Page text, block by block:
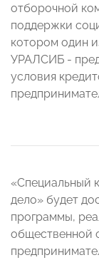
отборочной
поддержки
котором один
УРАЛСИБ -
условия
«Специальный
дело» будет
программы,
общественной